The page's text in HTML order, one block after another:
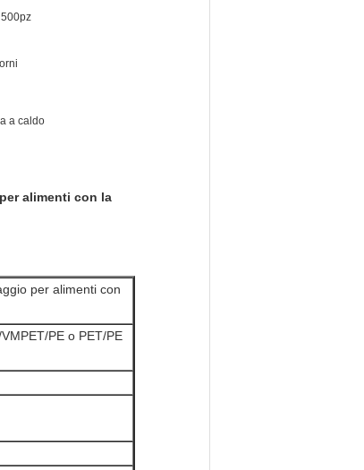
a caldo
alimenti con la
per alimenti con
PE o PET/PE